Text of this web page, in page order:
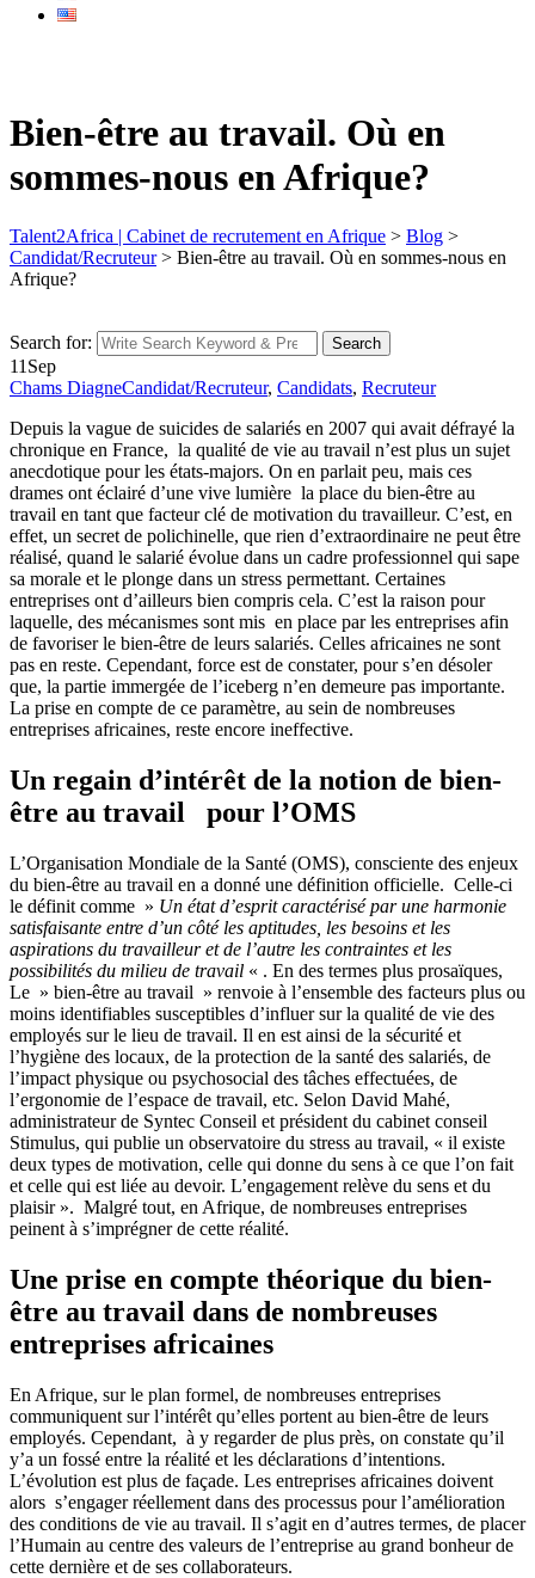
Bien-être au travail. Où en
sommes-nous en Afrique?
Talent2Africa | Cabinet de recrutement en Afrique > Blog >
Candidat/Recruteur> Bien-être au travail. Où en sommes-nous en
Afrique?
Search for: Search
11 Sep
Chams DiagneCandidat/Recruteur, Candidats, Recruteur
Depuis la vague de suicides de salariés en 2007 qui avait défrayé la
chronique en France, la qualité de vie au travail n’est plus un sujet
anecdotique pour les états-majors. On en parlait peu, mais ces
drames ont éclairé d’une vive lumière la place du bien-être au
travail en tant que facteur clé de motivation du travailleur. C’est, en
effet, un secret de polichinelle, que rien d’extraordinaire ne peut être
réalisé, quand le salarié évolue dans un cadre professionnel qui sape
sa morale et le plonge dans un stress permettant. Certaines
entreprises ont d’ailleurs bien compris cela. C’est la raison pour
laquelle, des mécanismes sont mis en place par les entreprises afin
de favoriser le bien-être de leurs salariés. Celles africaines ne sont
pas en reste. Cependant, force est de constater, pour s’en désoler
que, la partie immergée de l’iceberg n’en demeure pas importante.
La prise en compte de ce paramètre, au sein de nombreuses
entreprises africaines, reste encore ineffective.
Un regain d’intérêt de la notion de bien-
être au travail pour l’OMS
L’Organisation Mondiale de la Santé (OMS), consciente des enjeux
du bien-être au travail en a donné une définition officielle. Celle-ci
le définit comme » Un état d’esprit caractérisé par une harmonie
satisfaisante entre d’un côté les aptitudes, les besoins et les
aspirations du travailleur et de l’autre les contraintes et les
possibilités du milieu de travail « . En des termes plus prosaïques,
Le » bien-être au travail » renvoie à l’ensemble des facteurs plus ou
moins identifiables susceptibles d’influer sur la qualité de vie des
employés sur le lieu de travail. Il en est ainsi de la sécurité et
l’hygiène des locaux, de la protection de la santé des salariés, de
l’impact physique ou psychosocial des tâches effectuées, de
l’ergonomie de l’espace de travail, etc. Selon David Mahé,
administrateur de Syntec Conseil et président du cabinet conseil
Stimulus, qui publie un observatoire du stress au travail, « il existe
deux types de motivation, celle qui donne du sens à ce que l’on fait
et celle qui est liée au devoir. L’engagement relève du sens et du
plaisir ». Malgré tout, en Afrique, de nombreuses entreprises
peinent à s’imprégner de cette réalité.
Une prise en compte théorique du bien-
être au travail dans de nombreuses
entreprises africaines
En Afrique, sur le plan formel, de nombreuses entreprises
communiquent sur l’intérêt qu’elles portent au bien-être de leurs
employés. Cependant, à y regarder de plus près, on constate qu’il
y’a un fossé entre la réalité et les déclarations d’intentions.
L’évolution est plus de façade. Les entreprises africaines doivent
alors s’engager réellement dans des processus pour l’amélioration
des conditions de vie au travail. Il s’agit en d’autres termes, de placer
l’Humain au centre des valeurs de l’entreprise au grand bonheur de
cette dernière et de ses collaborateurs.